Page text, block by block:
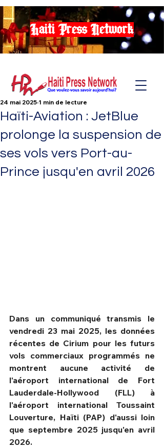
Haiti Press Network
HPN Live
Haïti-Aviation : JetBlue
prolonge la suspension de
ses vols vers Port-au-
Prince jusqu'en avril 2026
24 mai 2025 1 min de lecture
Dans un communiqué transmis le
vendredi 23 mai 2025, les données
récentes de Cirium pour les futurs
vols commerciaux programmés ne
montrent aucune activité de
l'aéroport international de Fort
Lauderdale-Hollywood (FLL) à
l'aéroport international Toussaint
Louverture, Haïti (PAP) d'aussi loin
que septembre 2025 jusqu'en avril
2026.